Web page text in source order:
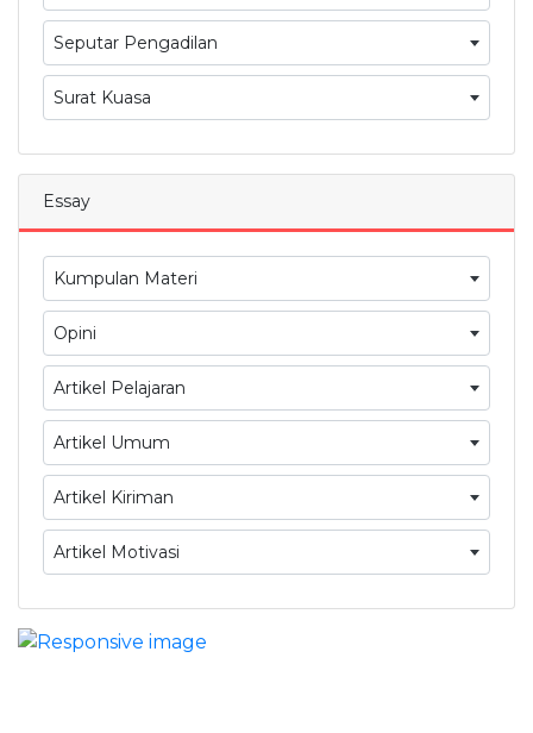
Seputar Pengadilan
Surat Kuasa
Essay
Kumpulan Materi
Opini
Artikel Pelajaran
Artikel Umum
Artikel Kiriman
Artikel Motivasi